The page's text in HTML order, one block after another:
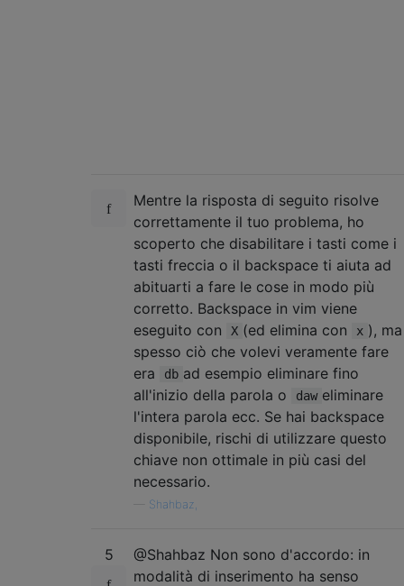
Mentre la risposta di seguito risolve
correttamente il tuo problema, ho
scoperto che disabilitare i tasti come i
tasti freccia o il backspace ti aiuta ad
abituarti a fare le cose in modo più
corretto. Backspace in vim viene
eseguito con
X (ed elimina con x ), ma
spesso ciò che volevi veramente fare
era
db ad esempio eliminare fino
all'inizio della parola o
daw eliminare
l'intera parola ecc. Se hai backspace
disponibile, rischi di utilizzare questo
chiave non ottimale in più casi del
necessario.
Shahbaz,
5
@Shahbaz Non sono d'accordo: in
modalità di inserimento ha senso